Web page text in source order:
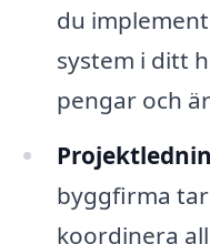
du
system i ditt
pengar och
byggfirma
koordinera